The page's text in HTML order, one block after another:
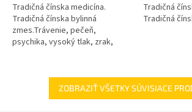
Tradičná čínska medicína.
Tradičná čínska bylinná
zmes.Trávenie, pečeň,
psychika, vysoký tlak, zrak,
Tradičná
Tradičná
ZOBRAZIŤ VŠETKY SÚVISIACE